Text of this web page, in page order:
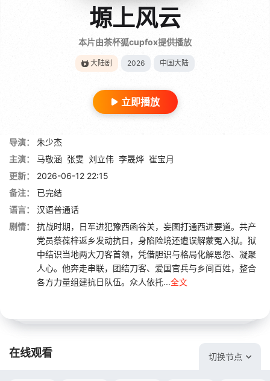
塬上风云
本片由茶杯狐cupfox提供播放
大陆剧 2026 中国大陆
立即播放
导演：
朱少杰
主演：
马敬涵 张雯 刘立伟 李晟烨 崔宝月
更新：
2026-06-12 22:15
备注：
已完结
语言：
汉语普通话
剧情：
抗战时期，日军进犯豫西函谷关，妄图打通西进要道。共产
党员蔡葆梓返乡发动抗日，身陷险境还遭误解蒙冤入狱。狱
中结识当地两大刀客首领，凭借胆识与格局化解恩怨、凝聚
人心。他奔走串联，团结刀客、爱国官兵与乡间百姓，整合
各方力量组建抗日队伍。众人依托...全文
在线观看 切换节点